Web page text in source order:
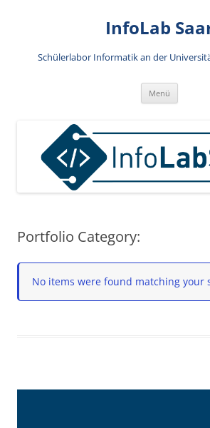
InfoLab
Schülerlabor Informatik an der
Menü
Portfolio Category:
No items were found matching your